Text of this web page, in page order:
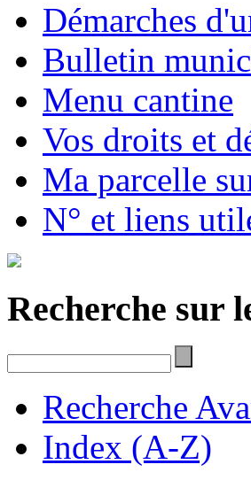
Démarches
Bulletin
Menu cantine
Vos droits et
Ma parcelle
N° et liens
Recherche sur
Recherche
Index (A-Z)